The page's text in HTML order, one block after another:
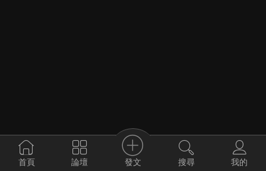
首頁 論壇 發文 搜尋 我的